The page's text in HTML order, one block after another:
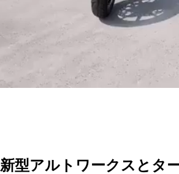
新型アルトワークスとタ